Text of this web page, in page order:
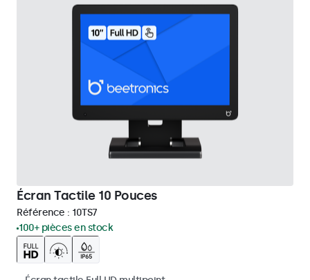
Écran Tactile 10 Pouces
Référence : 10TS7
100+ pièces en stock